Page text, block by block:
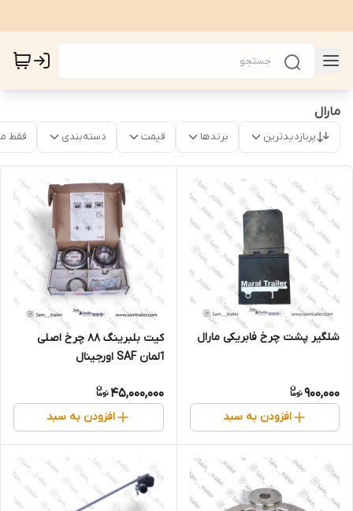
مارال
پربازدیدترین برندها قیمت دسته‌بندی فقط
شلگیر پشت چرخ فابریکی مارال
900,000
افزودن به سبد
کیت بلبرینگ 88 چرخ اصلی
آلمان SAF اورجینال
45,000,000
افزودن به سبد